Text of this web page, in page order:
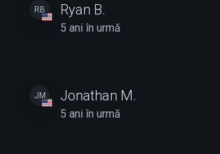
RB Ryan B.
5 ani în urmă
JM Jonathan M.
5 ani în urmă